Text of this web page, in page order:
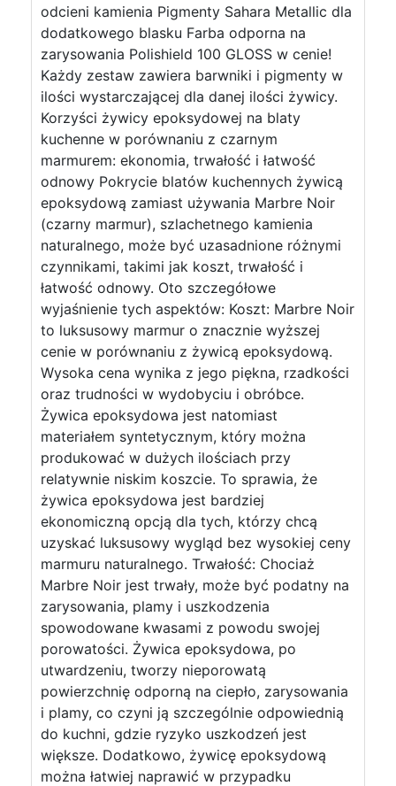
odcieni kamienia Pigmenty Sahara Metallic dla
dodatkowego blasku Farba odporna na
zarysowania Polishield 100 GLOSS w cenie!
Każdy zestaw zawiera barwniki i pigmenty w
ilości wystarczającej dla danej ilości żywicy.
Korzyści żywicy epoksydowej na blaty
kuchenne w porównaniu z czarnym
marmurem: ekonomia, trwałość i łatwość
odnowy Pokrycie blatów kuchennych żywicą
epoksydową zamiast używania Marbre Noir
(czarny marmur), szlachetnego kamienia
naturalnego, może być uzasadnione różnymi
czynnikami, takimi jak koszt, trwałość i
łatwość odnowy. Oto szczegółowe
wyjaśnienie tych aspektów: Koszt: Marbre Noir
to luksusowy marmur o znacznie wyższej
cenie w porównaniu z żywicą epoksydową.
Wysoka cena wynika z jego piękna, rzadkości
oraz trudności w wydobyciu i obróbce.
Żywica epoksydowa jest natomiast
materiałem syntetycznym, który można
produkować w dużych ilościach przy
relatywnie niskim koszcie. To sprawia, że
żywica epoksydowa jest bardziej
ekonomiczną opcją dla tych, którzy chcą
uzyskać luksusowy wygląd bez wysokiej ceny
marmuru naturalnego. Trwałość: Chociaż
Marbre Noir jest trwały, może być podatny na
zarysowania, plamy i uszkodzenia
spowodowane kwasami z powodu swojej
porowatości. Żywica epoksydowa, po
utwardzeniu, tworzy nieporowatą
powierzchnię odporną na ciepło, zarysowania
i plamy, co czyni ją szczególnie odpowiednią
do kuchni, gdzie ryzyko uszkodzeń jest
większe. Dodatkowo, żywicę epoksydową
można łatwiej naprawić w przypadku